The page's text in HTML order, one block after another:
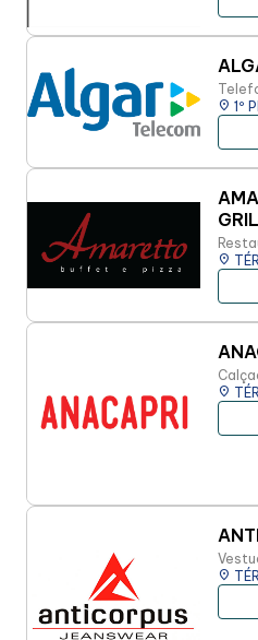
Compre Online
Programa de benefícios
place 1º
place
place
place